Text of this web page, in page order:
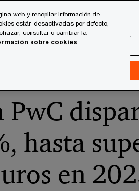
clave Quiénes somos
PwC
hasta
en
web y recopilar información de
están desactivadas por defecto,
consultar o cambiar la
sobre cookies